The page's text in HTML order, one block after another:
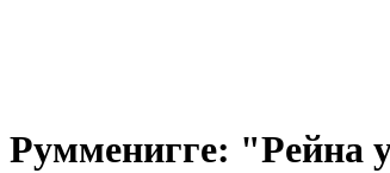
Румменигге: "Рейна